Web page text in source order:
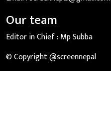
Our team
Editor in Chief : Mp Subba
© Copyright @screennepal